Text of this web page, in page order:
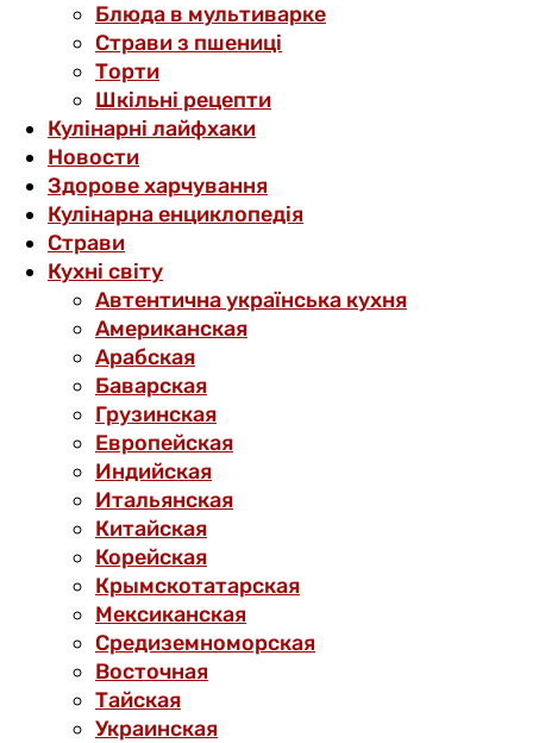
Блюда в мультиварке
Страви з пшениці
Торти
Шкільні рецепти
Кулінарні лайфхаки
Новости
Здорове харчування
Кулінарна енциклопедія
Страви
Кухні світу
Автентична українська кухня
Американская
Арабская
Баварская
Грузинская
Европейская
Индийская
Итальянская
Китайская
Корейская
Крымскотатарская
Мексиканская
Средиземноморская
Восточная
Тайская
Украинская